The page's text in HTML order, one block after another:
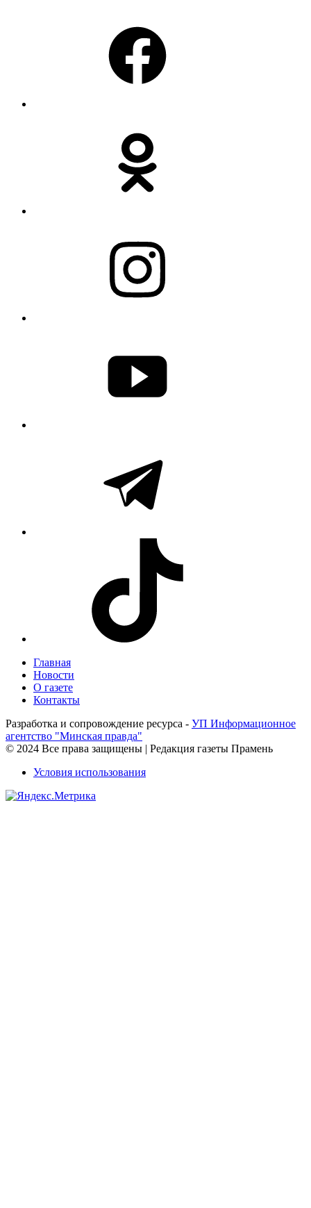
Главная
Новости
О газете
Контакты
Разработка и сопровождение ресурса - УП Информационное
агентство "Минская правда"
© 2024 Все права защищены | Редакция газеты Прамень
Условия использования